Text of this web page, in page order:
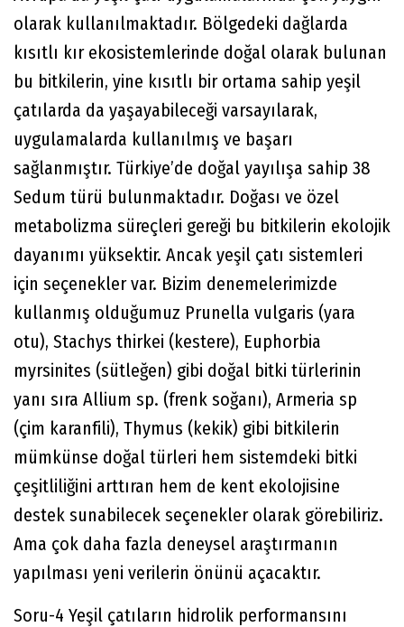
olarak kullanılmaktadır. Bölgedeki dağlarda
kısıtlı kır ekosistemlerinde doğal olarak bulunan
bu bitkilerin, yine kısıtlı bir ortama sahip yeşil
çatılarda da yaşayabileceği varsayılarak,
uygulamalarda kullanılmış ve başarı
sağlanmıştır. Türkiye’de doğal yayılışa sahip 38
Sedum türü bulunmaktadır. Doğası ve özel
metabolizma süreçleri gereği bu bitkilerin ekolojik
dayanımı yüksektir. Ancak yeşil çatı sistemleri
için seçenekler var. Bizim denemelerimizde
kullanmış olduğumuz Prunella vulgaris (yara
otu), Stachys thirkei (kestere), Euphorbia
myrsinites (sütleğen) gibi doğal bitki türlerinin
yanı sıra Allium sp. (frenk soğanı), Armeria sp
(çim karanfili), Thymus (kekik) gibi bitkilerin
mümkünse doğal türleri hem sistemdeki bitki
çeşitliliğini arttıran hem de kent ekolojisine
destek sunabilecek seçenekler olarak görebiliriz.
Ama çok daha fazla deneysel araştırmanın
yapılması yeni verilerin önünü açacaktır.
Soru-4 Yeşil çatıların hidrolik performansını